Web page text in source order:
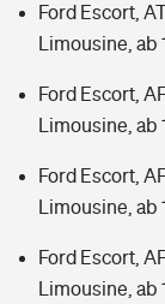
Ford Escort,
Limousine, ab
Ford Escort,
Limousine, ab
Ford Escort,
Limousine, ab
Ford Escort,
Limousine, ab